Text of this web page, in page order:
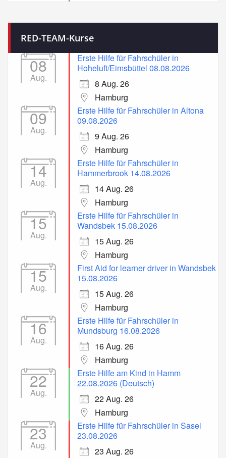
RED-TEAM-Kurse
08
Aug.
Erste Hilfe für Fahrschüler in
Hoheluft/Eimsbüttel 08.08.2026
8 Aug. 26
Hamburg
09
Aug.
Erste Hilfe für Fahrschüler in Altona
09.08.2026
9 Aug. 26
Hamburg
14
Aug.
Erste Hilfe für Fahrschüler in
Hammerbrook 14.08.2026
14 Aug. 26
Hamburg
15
Aug.
Erste Hilfe für Fahrschüler in
Wandsbek 15.08.2026
15 Aug. 26
Hamburg
15
Aug.
First Aid for learner driver in Wandsbek
15.08.2026
15 Aug. 26
Hamburg
16
Aug.
Erste Hilfe für Fahrschüler in
Mundsburg 16.08.2026
16 Aug. 26
Hamburg
22
Aug.
Erste Hilfe am Kind in Hamm
22.08.2026 (Deutsch)
22 Aug. 26
Hamburg
23
Aug.
Erste Hilfe für Fahrschüler in Sasel
23.08.2026
23 Aug. 26